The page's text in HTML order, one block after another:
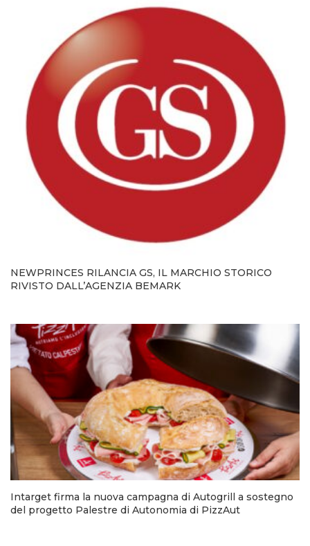
NEWPRINCES RILANCIA GS, IL MARCHIO STORICO
RIVISTO DALL’AGENZIA BEMARK
Intarget firma la nuova campagna di Autogrill a sostegno
del progetto Palestre di Autonomia di PizzAut